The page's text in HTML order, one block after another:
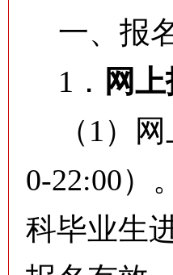
一、报
1． 网
（1）网
0-22:00）
科毕业生